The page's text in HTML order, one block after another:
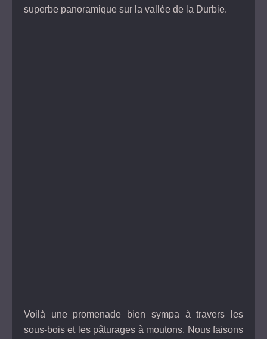
superbe panoramique sur la vallée de la Durbie.
Voilà une promenade bien sympa à travers les
sous-bois et les pâturages à moutons. Nous faisons